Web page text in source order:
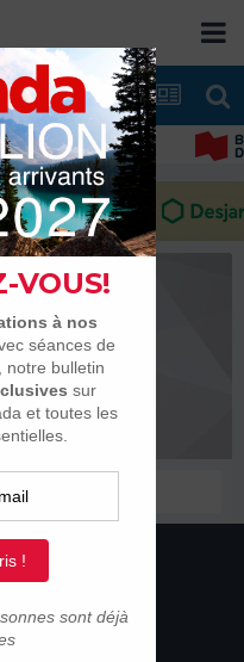
2005
GAGNÉS